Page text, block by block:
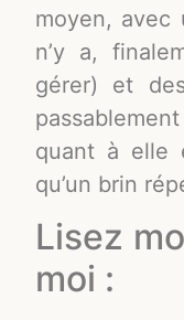
moyen,
n’y a,
gérer) et
quant à elle
qu’un brin
Lisez
moi :